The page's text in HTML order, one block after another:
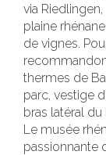
via
plaine
de vignes.
thermes de
parc, vestige
bras latéral du
Le musée
passionnante